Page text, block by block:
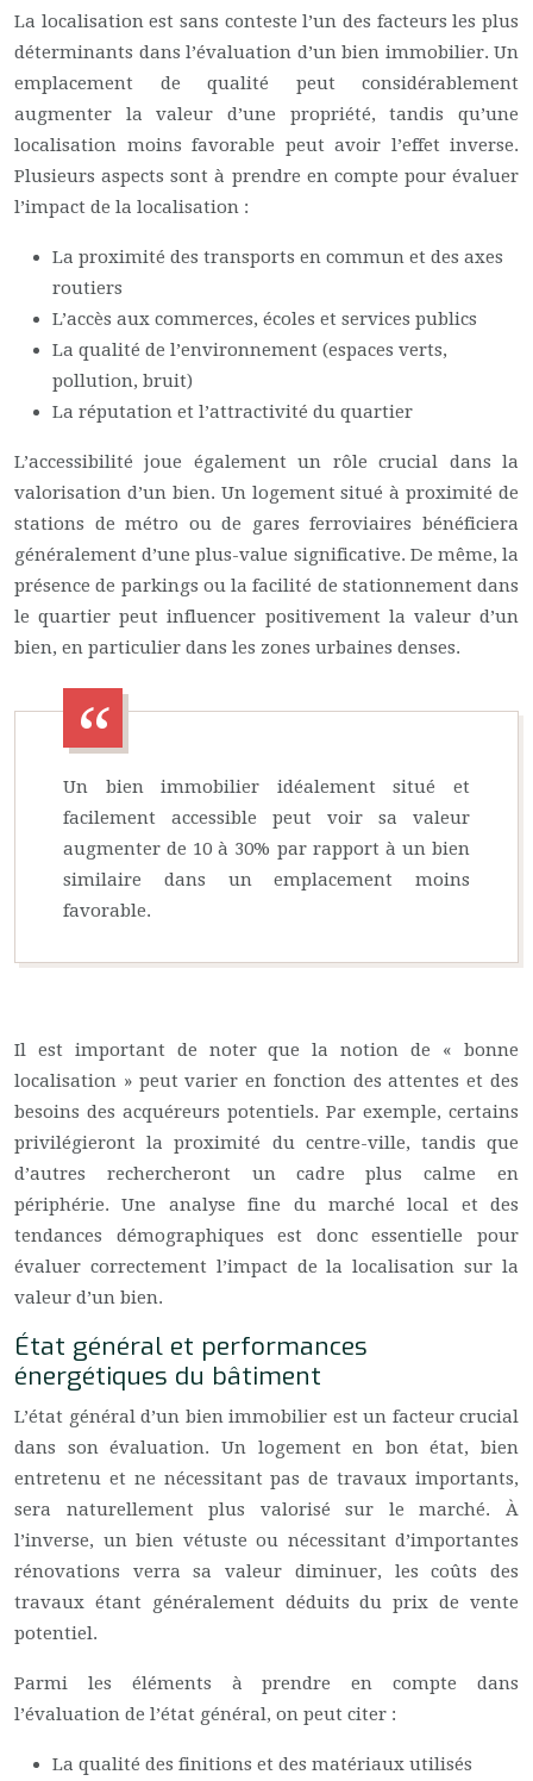
La localisation est sans conteste l’un des facteurs les plus
déterminants dans l’évaluation d’un bien immobilier. Un
emplacement de qualité peut considérablement
augmenter la valeur d’une propriété, tandis qu’une
localisation moins favorable peut avoir l’effet inverse.
Plusieurs aspects sont à prendre en compte pour évaluer
l’impact de la localisation :
La proximité des transports en commun et des axes
routiers
L’accès aux commerces, écoles et services publics
La qualité de l’environnement (espaces verts,
pollution, bruit)
La réputation et l’attractivité du quartier
L’accessibilité joue également un rôle crucial dans la
valorisation d’un bien. Un logement situé à proximité de
stations de métro ou de gares ferroviaires bénéficiera
généralement d’une plus-value significative. De même, la
présence de parkings ou la facilité de stationnement dans
le quartier peut influencer positivement la valeur d’un
bien, en particulier dans les zones urbaines denses.
Un bien immobilier idéalement situé et
facilement accessible peut voir sa valeur
augmenter de 10 à 30% par rapport à un bien
similaire dans un emplacement moins
favorable.
Il est important de noter que la notion de « bonne
localisation » peut varier en fonction des attentes et des
besoins des acquéreurs potentiels. Par exemple, certains
privilégieront la proximité du centre-ville, tandis que
d’autres rechercheront un cadre plus calme en
périphérie. Une analyse fine du marché local et des
tendances démographiques est donc essentielle pour
évaluer correctement l’impact de la localisation sur la
valeur d’un bien.
État général et performances
énergétiques du bâtiment
L’état général d’un bien immobilier est un facteur crucial
dans son évaluation. Un logement en bon état, bien
entretenu et ne nécessitant pas de travaux importants,
sera naturellement plus valorisé sur le marché. À
l’inverse, un bien vétuste ou nécessitant d’importantes
rénovations verra sa valeur diminuer, les coûts des
travaux étant généralement déduits du prix de vente
potentiel.
Parmi les éléments à prendre en compte dans
l’évaluation de l’état général, on peut citer :
La qualité des finitions et des matériaux utilisés